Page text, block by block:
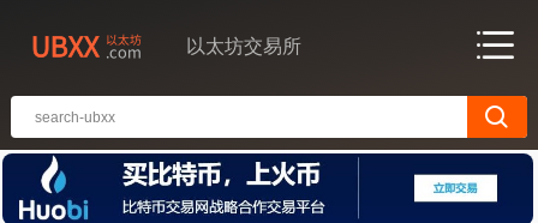
以太坊交易所